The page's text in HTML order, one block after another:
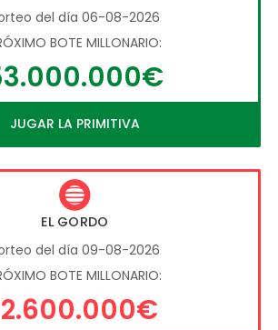
del día 06-08-2026
BOTE MILLONARIO:
JUGAR LA PRIMITIVA
EL GORDO
del día 09-08-2026
BOTE MILLONARIO: